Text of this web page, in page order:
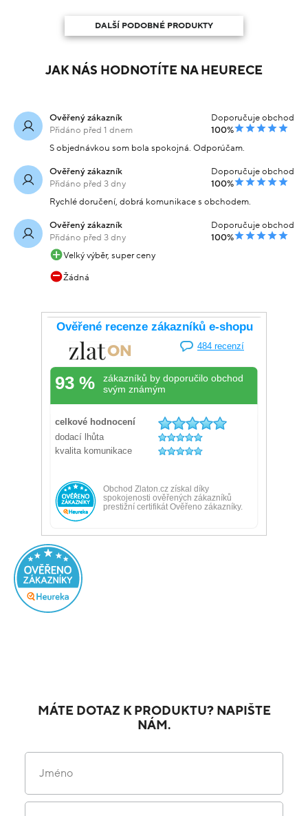
DALŠÍ PODOBNÉ PRODUKTY
JAK NÁS HODNOTÍTE NA HEURECE
Ověřený zákazník
Přidáno před 1 dnem
Doporučuje obchod
100%
S objednávkou som bola spokojná. Odporúčam.
Ověřený zákazník
Přidáno před 3 dny
Doporučuje obchod
100%
Rychlé doručení, dobrá komunikace s obchodem.
Ověřený zákazník
Přidáno před 3 dny
Doporučuje obchod
100%
Velký výběr, super ceny
Žádná
MÁTE DOTAZ K PRODUKTU? NAPIŠTE
NÁM.
Jméno